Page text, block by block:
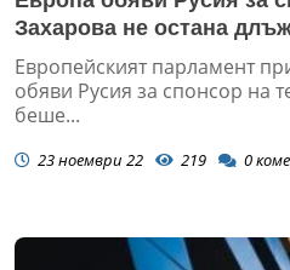
Захарова не остана
Европейският парламент
обяви Русия за спонсор на
беше...
23 ноември 22 219 0